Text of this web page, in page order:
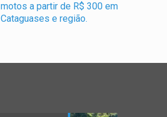
motos a partir de R$ 300 em
Cataguases e região.